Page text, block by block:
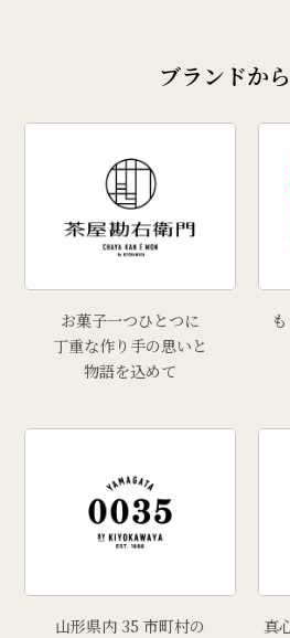
ブランドか
お菓子一つひとつに
丁重な作り手の思いと
物語を込めて
山形県内 35 市町村の
真